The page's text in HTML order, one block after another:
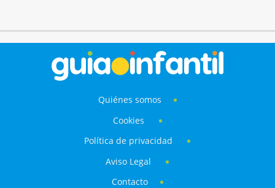
Quiénes somos
Cookies
Política de privacidad
Aviso Legal
Contacto